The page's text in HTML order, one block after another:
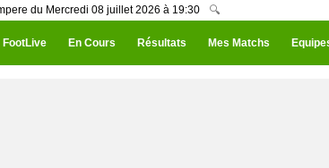
du Mercredi 08 juillet 2026 à 19:30 🔍
FootLive En Cours Résultats Mes Matchs